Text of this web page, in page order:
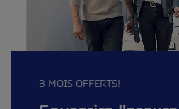
3 MOIS OFFERTS!